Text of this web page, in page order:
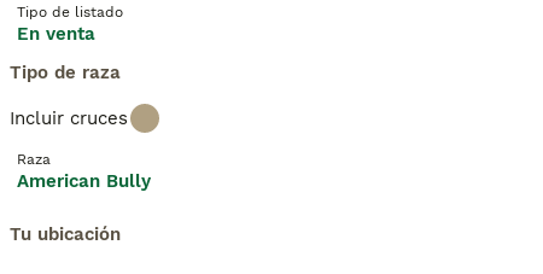
Tipo de listado
En venta
Tipo de raza
Incluir cruces
Raza
American Bully
Tu ubicación